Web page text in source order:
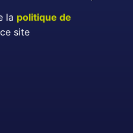
la politique de
site